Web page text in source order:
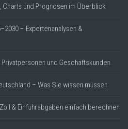
und Prognosen im Überblick
– Expertenanalysen &
und Geschäftskunden
– Was Sie wissen müssen
& Einfuhrabgaben einfach berechnen